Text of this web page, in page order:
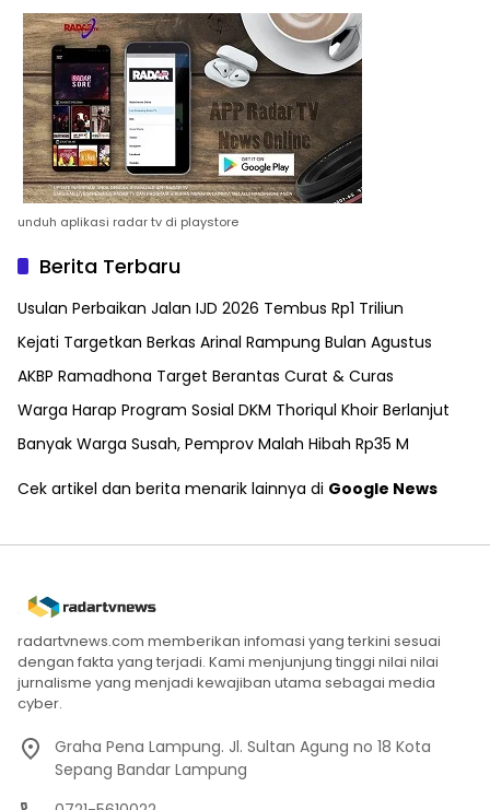
unduh aplikasi radar tv di playstore
Berita Terbaru
Usulan Perbaikan Jalan IJD 2026 Tembus Rp1 Triliun
Kejati Targetkan Berkas Arinal Rampung Bulan Agustus
AKBP Ramadhona Target Berantas Curat & Curas
Warga Harap Program Sosial DKM Thoriqul Khoir Berlanjut
Banyak Warga Susah, Pemprov Malah Hibah Rp35 M
Cek artikel dan berita menarik lainnya di Google News
radartvnews.com memberikan infomasi yang terkini sesuai
dengan fakta yang terjadi. Kami menjunjung tinggi nilai nilai
jurnalisme yang menjadi kewajiban utama sebagai media
cyber.
Graha Pena Lampung. Jl. Sultan Agung no 18 Kota
Sepang Bandar Lampung